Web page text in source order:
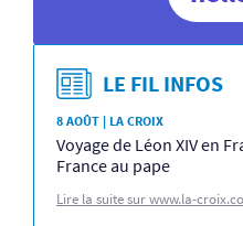
LE FIL INFOS
8 AOÛT | LA CROIX
Voyage de Léon XIV en
France au pape
Lire la suite sur www.la-